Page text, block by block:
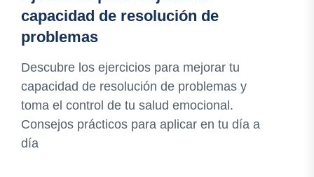
capacidad de resolución de
problemas
Descubre los ejercicios para mejorar tu
capacidad de resolución de problemas y
toma el control de tu salud emocional.
Consejos prácticos para aplicar en tu día a
día